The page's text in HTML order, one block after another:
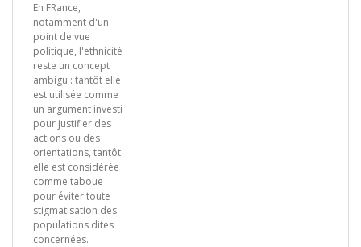
En FRance,
notamment d'un
point de vue
politique, l'ethnicité
reste un concept
ambigu : tantôt elle
est utilisée comme
un argument investi
pour justifier des
actions ou des
orientations, tantôt
elle est considérée
comme taboue
pour éviter toute
stigmatisation des
populations dites
concernées.